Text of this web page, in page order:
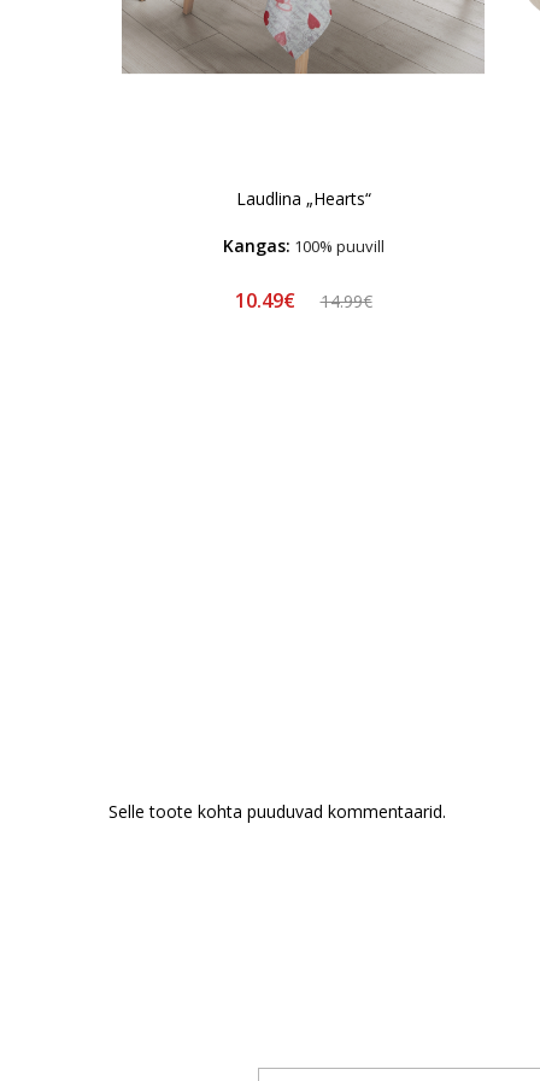
Laudlina „Hearts“
Kangas: 100% puuvill
10.49€ 14.99€
Selle toote kohta puuduvad kommentaarid.